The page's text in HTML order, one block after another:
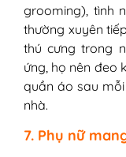
grooming), tình
thường xuyên
thú cưng trong
ứng, họ nên đeo
quần áo sau
nhà.
7. Phụ nữ